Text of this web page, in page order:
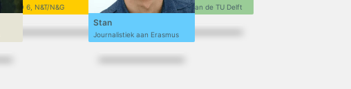
VWO 6, N&T/N&G Ontwerpen aan de TU Delft
Stan
Journalistiek aan Erasmus